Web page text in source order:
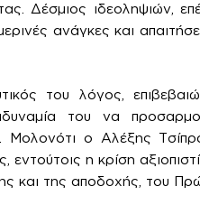
Δέσμιος ιδεοληψιών,
ανάγκες και
του λόγος,
του να
Μολονότι ο Αλέξης
εντούτοις η κρίση
και της αποδοχής, του